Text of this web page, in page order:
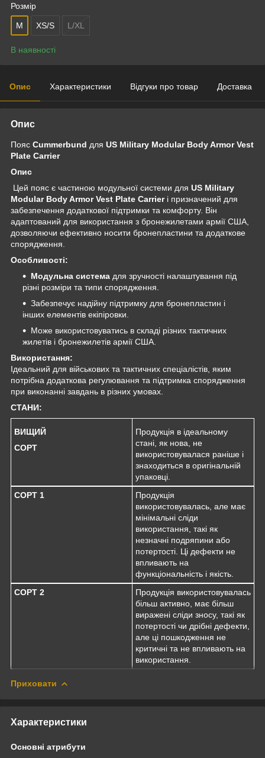
Розмір
M XS/S L/XL
В наявності
Опис Характеристики Відгуки про товар Доставка
Опис
Пояс Cummerbund для US Military Modular Body Armor Vest
Plate Carrier
Опис
Цей пояс є частиною модульної системи для US Military
Modular Body Armor Vest Plate Carrierі призначений для
забезпечення додаткової підтримки та комфорту. Він
адаптований для використання з бронежилетами армії США,
дозволяючи ефективно носити бронепластини та додаткове
спорядження.
Особливості:
Модульна система для зручності налаштування під
різні розміри та типи спорядження.
Забезпечує надійну підтримку для бронепластин і
інших елементів екіпіровки.
Може використовуватись в складі різних тактичних
жилетів і бронежилетів армії США.
Використання:
Ідеальний для військових та тактичних спеціалістів, яким
потрібна додаткова регулювання та підтримка спорядження
при виконанні завдань в різних умовах.
СТАНИ:
ВИЩИЙ
СОРТ
Продукція в ідеальному
стані, як нова, не
використовувалася раніше і
знаходиться в оригінальній
упаковці.
СОРТ 1
Продукція
використовувалась, але має
мінімальні сліди
використання, такі як
незначні подряпини або
потертості. Ці дефекти не
впливають на
функціональність і якість.
СОРТ 2
Продукція використовувалась
більш активно, має більш
виражені сліди зносу, такі як
потертості чи дрібні дефекти,
але ці пошкодження не
критичні та не впливають на
використання.
Приховати
Характеристики
Основні атрибути